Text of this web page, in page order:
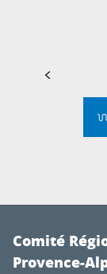
Comité
Provence-